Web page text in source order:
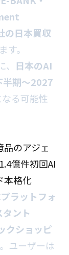
日本買収
す。
日本のAI
半期〜2027
なる可能性
のアジェ
億件初回AI
本格化
ラットフォ
ント
クショッピ
ユーザーは